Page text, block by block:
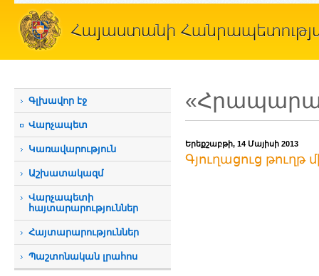
Գլխավոր էջ
Վարչապետ
Կառավարություն
Աշխատակազմ
Վարչապետի
հայտարարություններ
Հայտարարություններ
Պաշտոնական լրահոս
Երեքշաբթի, 14 Մայիսի 2013
Գյուղացուց թուղթ